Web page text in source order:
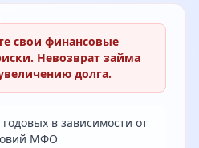
свои финансовые
Невозврат займа
долга.
в зависимости от
МФО